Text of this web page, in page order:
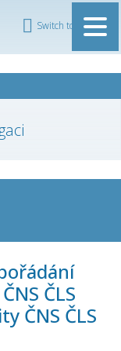
Switch to English
ČLS
ČNS ČLS